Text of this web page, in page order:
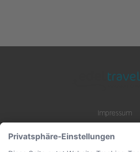
Impressum